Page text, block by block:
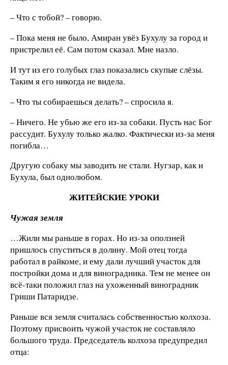
– Что с тобой? – говорю.
– Пока меня не было, Амиран увёз Бухулу за город и
пристрелил её. Сам потом сказал. Мне назло.
И тут из его голубых глаз показались скупые слёзы.
Таким я его никогда не видела.
– Что ты собираешься делать? – спросила я.
– Ничего. Не убью же его из-за собаки. Пусть нас Бог
рассудит. Бухулу только жалко. Фактически из-за меня
погибла…
Другую собаку мы заводить не стали. Нугзар, как и
Бухула, был однолюбом.
ЖИТЕЙСКИЕ УРОКИ
Чужая земля
…Жили мы раньше в горах. Но из-за оползней
пришлось спуститься в долину. Мой отец тогда
работал в райкоме, и ему дали лучший участок для
постройки дома и для виноградника. Тем не менее он
всё-таки положил глаз на ухоженный виноградник
Гриши Патаридзе.
Раньше вся земля считалась собственностью колхоза.
Поэтому присвоить чужой участок не составляло
большого труда. Председатель колхоза предупредил
отца: